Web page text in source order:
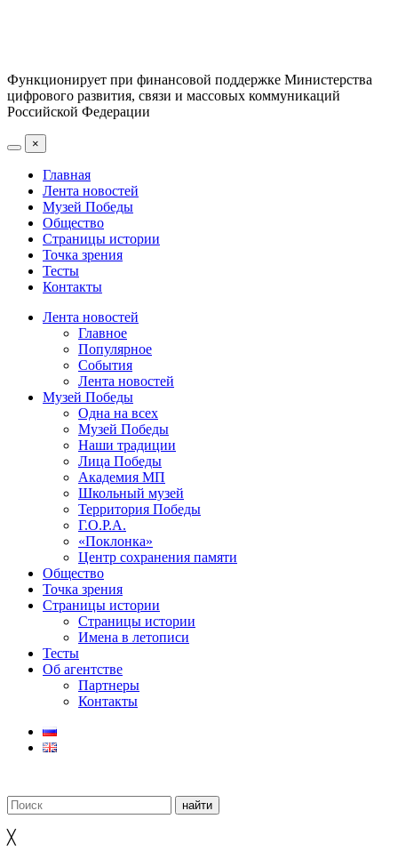
Функционирует при финансовой поддержке Министерства
цифрового развития, связи и массовых коммуникаций
Российской Федерации
×
Главная
Лента новостей
Музей Победы
Общество
Страницы истории
Точка зрения
Тесты
Контакты
Лента новостей
Главное
Популярное
События
Лента новостей
Музей Победы
Одна на всех
Музей Победы
Наши традиции
Лица Победы
Академия МП
Школьный музей
Территория Победы
Г.О.Р.А.
«Поклонка»
Центр сохранения памяти
Общество
Точка зрения
Страницы истории
Страницы истории
Имена в летописи
Тесты
Об агентстве
Партнеры
Контакты
╳